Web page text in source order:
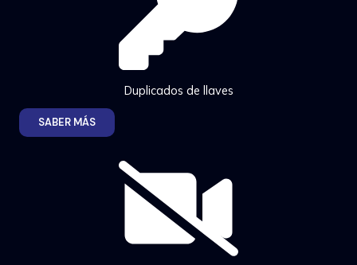
Duplicados de llaves
SABER MÁS